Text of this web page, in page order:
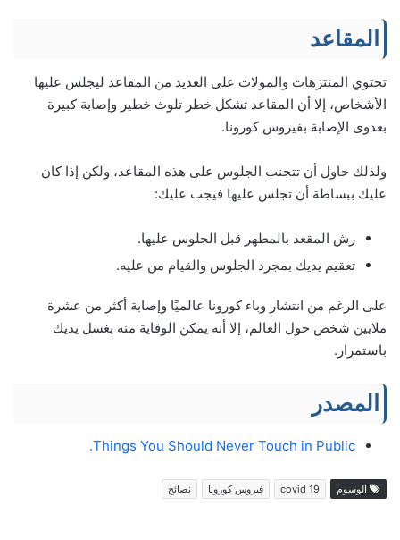
المقاعد
تحتوي المنتزهات والمولات على العديد من المقاعد ليجلس عليها
الأشخاص، إلا أن المقاعد تشكل خطر تلوث خطير وإصابة كبيرة
بعدوى الإصابة بفيروس كورونا.
ولذلك حاول أن تتجنب الجلوس على هذه المقاعد، ولكن إذا كان
عليك ببساطة أن تجلس عليها فيجب عليك:
رش المقعد بالمطهر قبل الجلوس عليها.
تعقيم يديك بمجرد الجلوس والقيام من عليه.
على الرغم من انتشار وباء كورونا عالميًا وإصابة أكثر من عشرة
ملايين شخص حول العالم، إلا أنه يمكن الوقاية منه بغسل يديك
باستمرار.
المصدر
Things You Should Never Touch in Public.
الوسوم covid 19 فيروس كورونا نصائح